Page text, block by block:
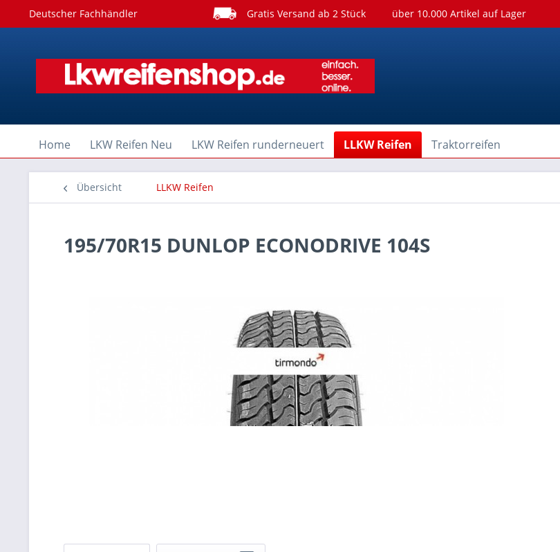
Deutscher Fachhändler Gratis Versand ab 2 Stück über 10.000 Artikel auf Lager
Home LKW Reifen Neu LKW Reifen runderneuert LLKW Reifen Traktorreifen
Übersicht LLKW Reifen
195/70R15 DUNLOP ECONODRIVE 104S